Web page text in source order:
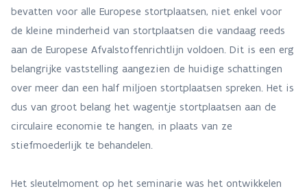
bevatten voor alle Europese stortplaatsen, niet enkel voor
de kleine minderheid van stortplaatsen die vandaag reeds
aan de Europese Afvalstoffenrichtlijn voldoen. Dit is een erg
belangrijke vaststelling aangezien de huidige schattingen
over meer dan een half miljoen stortplaatsen spreken. Het is
dus van groot belang het wagentje stortplaatsen aan de
circulaire economie te hangen, in plaats van ze
stiefmoederlijk te behandelen.
Het sleutelmoment op het seminarie was het ontwikkelen